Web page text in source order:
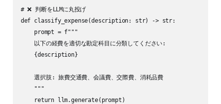
# ❌ 判断をLLMに丸投げ
def classify_expense(description: str) -> str:
    prompt = f"""
    以下の経費を適切な勘定科目に分類してください:
    {description}
    選択肢: 旅費交通費、会議費、交際費、消耗品費
    """
    return llm.generate(prompt)